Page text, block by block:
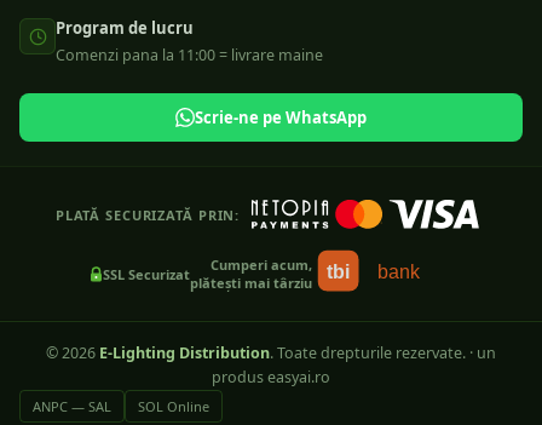
Program de lucru
Comenzi pana la 11:00 = livrare maine
Scrie-ne pe WhatsApp
PLATĂ SECURIZATĂ PRIN:
SSL Securizat
Cumperi acum,
plătești mai târziu
tbi bank
©2026 E-Lighting Distribution. Toate drepturile rezervate. · un
produs easyai.ro
ANPC — SAL SOL Online